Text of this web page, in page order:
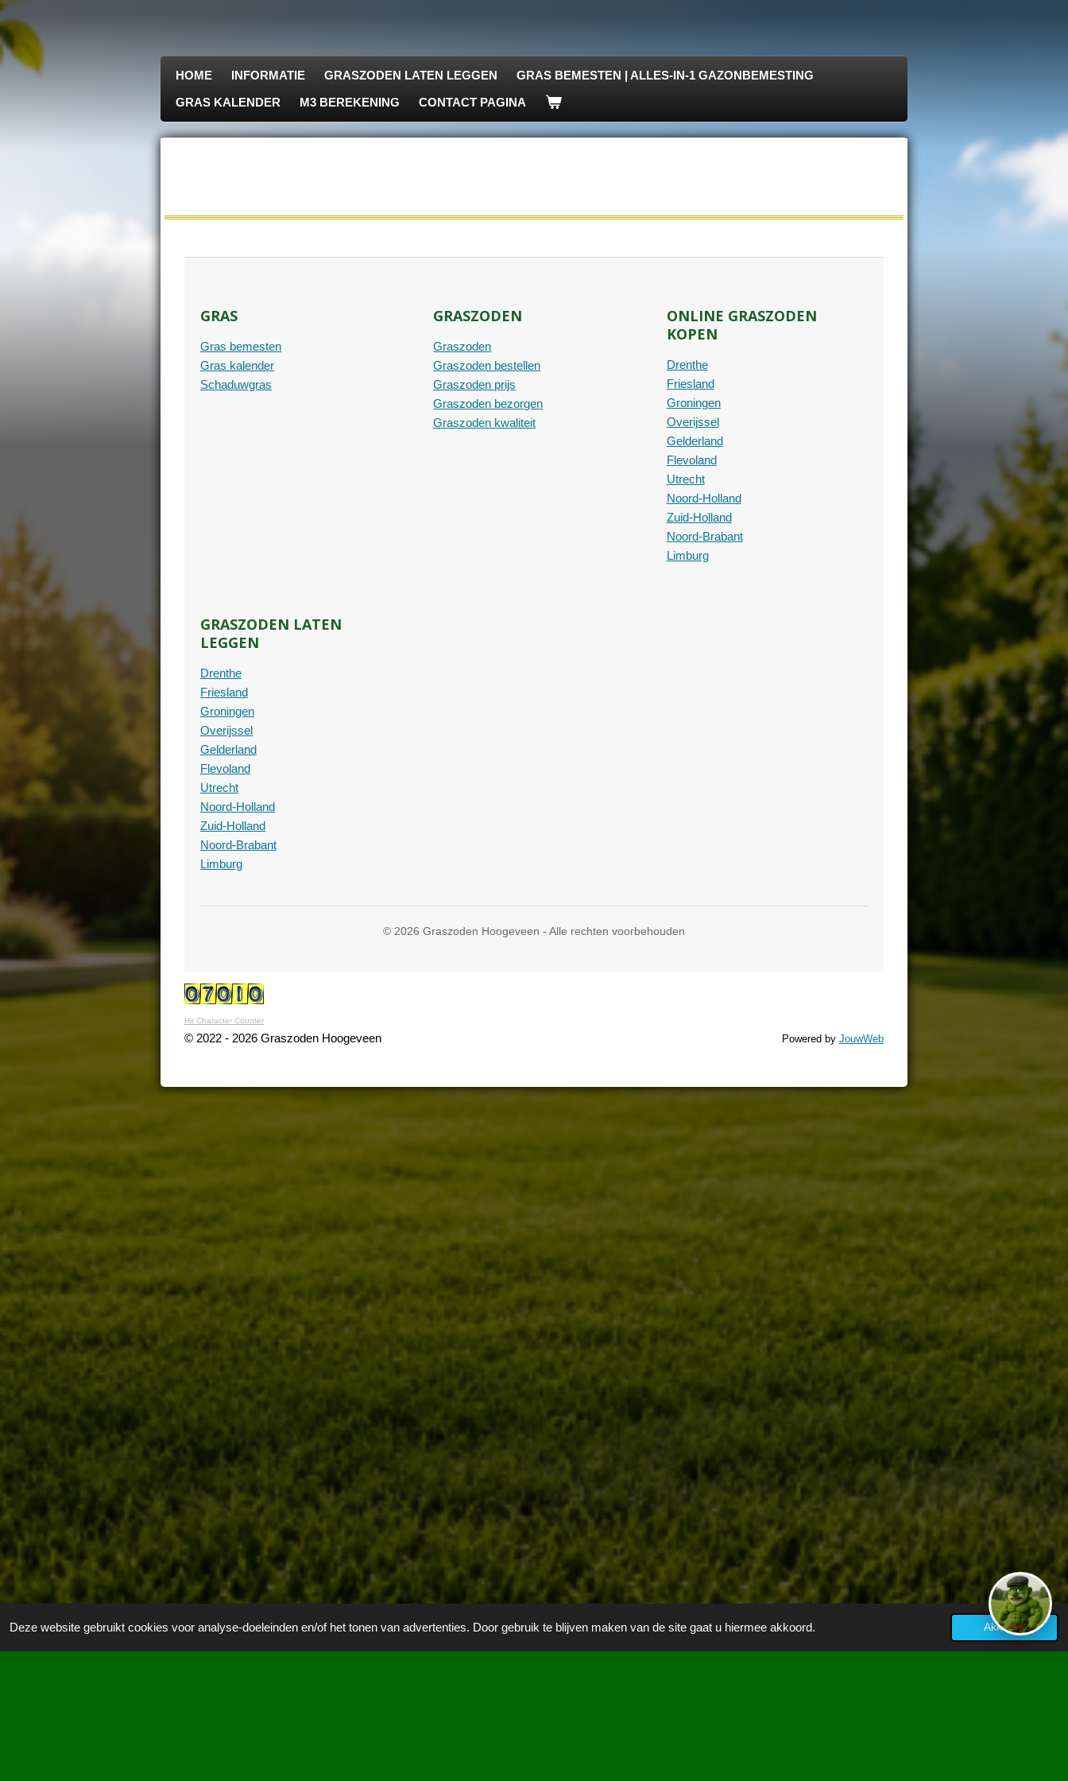
Deze website gebruikt cookies voor analyse-doeleinden en/of het tonen van advertenties. Door gebruik te blijven maken van de site gaat u hiermee akkoord. Akkoord
Ga
direct
naar
HOME INFORMATIE GRASZODEN LATEN LEGGEN
GRAS BEMESTEN | ALLES-IN-1 GAZONBEMESTING
GRAS KALENDER
M3 BEREKENING CONTACT PAGINA
GRAS
Gras bemesten
Gras kalender
Schaduwgras
GRASZODEN
Graszoden
Graszoden bestellen
Graszoden prijs
Graszoden bezorgen
Graszoden kwaliteit
ONLINE GRASZODEN
KOPEN
Drenthe
Friesland
Groningen
Overijssel
Gelderland
Flevoland
Utrecht
Noord-Holland
Zuid-Holland
Noord-Brabant
Limburg
GRASZODEN LATEN
LEGGEN
Drenthe
Friesland
Groningen
Overijssel
Gelderland
Flevoland
Utrecht
Noord-Holland
Zuid-Holland
Noord-Brabant
Limburg
© 2026 Graszoden Hoogeveen - Alle rechten voorbehouden
Hit Character Counter
© 2022 - 2026 Graszoden Hoogeveen Powered by JouwWeb